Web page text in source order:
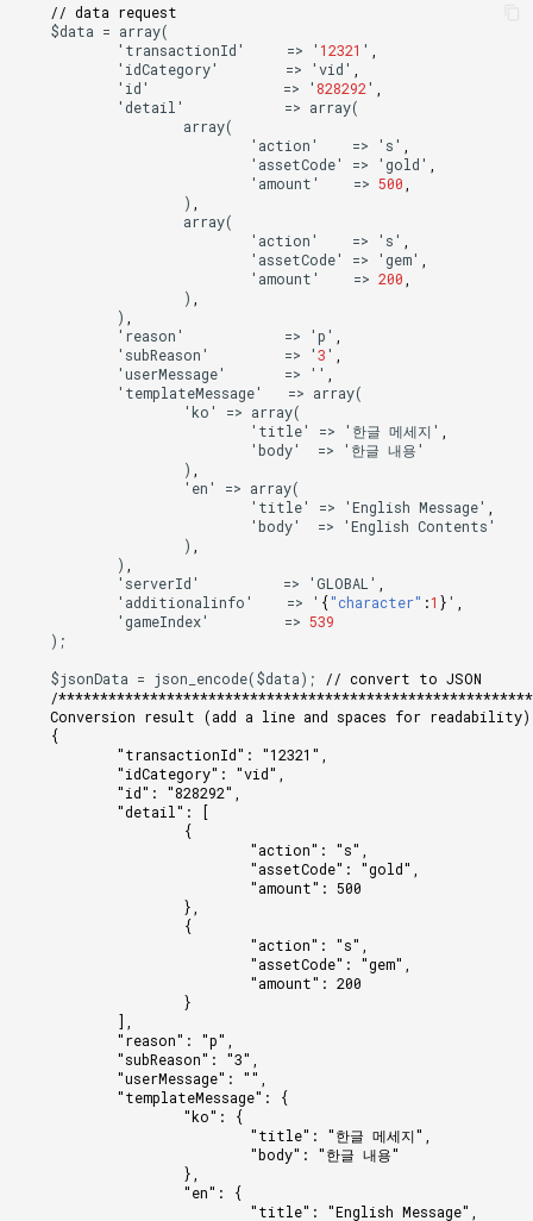
// data request
$data = array(
' transactionId' => '12321 '
'idCategory' => 'vid'
'id'
=> ' 828292'
'detail' => array(
array(
'action' => 's'
'assetCode' => 'gold'
'amount' => 500
)
array(
'action' => 's'
'assetCode' => 'gem'
'amount' => 200
)
)
'reason' => 'p'
'subReason' => '3'
'userMessage'
=> ''
' templateMessage' => array(
'ko'
=> array(
' title' => '한글 메세지'
'body'
=> '한글 내용'
)
'en' => array(
' title' => 'English Message'
'body'
=> 'English Contents'
)
)
'serverId'
=> 'GLOBAL'
'additional info' => ' {"character" :1 }'
'gameIndex' => 539
);
$jsonData = json _encode($data);
// convert to JSON
/
Conversion result (add a line and spaces for
    {
            "transactionId": "12321",
            "idCategory": "vid",
            "id": "828292",
            "detail": [
                    {
                            "action": "s",
                            "assetCode": "gold",
                            "amount": 500
                    },
                    {
                            "action": "s",
                            "assetCode": "gem",
                            "amount": 200
                    }
            ],
            "reason": "p",
            "subReason": "3",
            "userMessage": "",
            "templateMessage": {
                    "ko": {
                            "title": "한글 메세지",
                            "body": "한글 내용"
                    },
                    "en": {
                            "title": "English Message",